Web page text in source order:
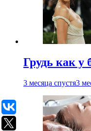
Грудь как у
3 месяца спустя3